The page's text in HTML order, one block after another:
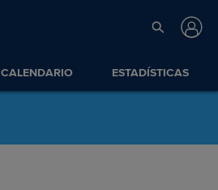
CALENDARIO ESTADÍSTICAS